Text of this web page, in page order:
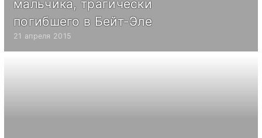
мальчика, трагически
погибшего в Бейт-Эле
21 апреля 2015